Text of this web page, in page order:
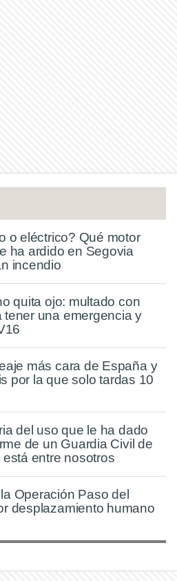
o eléctrico? Qué motor
ha ardido en Segovia
incendio
quita ojo: multado con
tener una emergencia y
más cara de España y
por la que solo tardas 10
del uso que le ha dado
de un Guardia Civil de
entre nosotros
Operación Paso del
desplazamiento humano